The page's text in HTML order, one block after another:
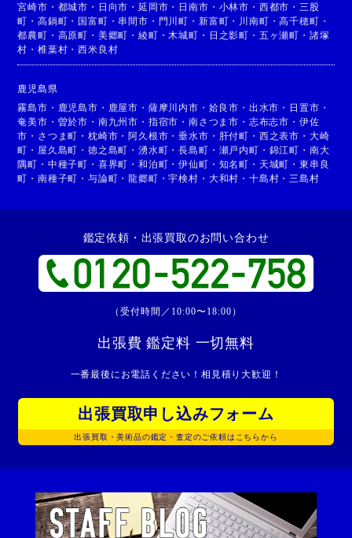
宮崎市 ・ 都城市 ・ 日向市 ・延岡市 ・ 日南市 ・ 小林市 ・ 西都市 ・ 三股
町 ・高鍋町 ・ 国富町 ・ 串間市 ・ 門川町 ・ 新富町 ・ 川南町 ・高千穂町 ・
都農町 ・ 高原町 ・ 美郷町 ・綾町 ・木城町 ・ 日之影町 ・ 五ヶ瀬町 ・ 諸塚
村 ・椎葉村 ・西米良村
鹿児島県
霧島市 ・ 鹿児島市 ・ 鹿屋市 ・ 薩摩川内市 ・ 姶良市 ・ 出水市 ・ 日置市 ・
奄美市 ・ 曽於市 ・ 南九州市 ・ 指宿市 ・南さつま市 ・ 志布志市 ・ 伊佐
市 ・ さつま町 ・枕崎市 ・阿久根市 ・垂水市 ・ 肝付町 ・ 西之表市 ・ 大崎
町 ・ 屋久島町 ・徳之島町 ・湧水町 ・長島町 ・ 瀬戸内町 ・ 錦江町 ・ 南大
隅町 ・ 中種子町 ・ 喜界町 ・和泊町 ・伊仙町 ・ 知名町 ・ 天城町 ・ 東串良
町 ・南種子町 ・与論町 ・龍郷町 ・宇検村 ・ 大和村 ・ 十島村 ・三島村
鑑定依頼・出張買取のお問い合わせ
（受付時間／10:00〜18:00）
出張費 鑑定料 一切無料
一番最後にお電話ください！相見積り大歓迎！
出張買取申し込みフォーム
出張買取・美術品の鑑定・査定のご依頼はこちらから